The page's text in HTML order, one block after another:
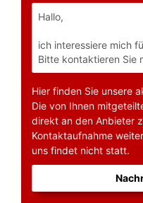
Hier finden Sie unsere
Die von Ihnen
direkt an den Anbieter
Kontaktaufnahme
uns findet nicht statt.